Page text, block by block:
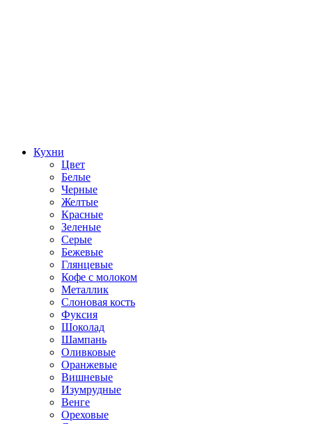
Кухни
Цвет
Белые
Черные
Желтые
Красные
Зеленые
Серые
Бежевые
Глянцевые
Кофе с молоком
Металлик
Слоновая кость
Фуксия
Шоколад
Шампань
Оливковые
Оранжевые
Вишневые
Изумрудные
Венге
Ореховые